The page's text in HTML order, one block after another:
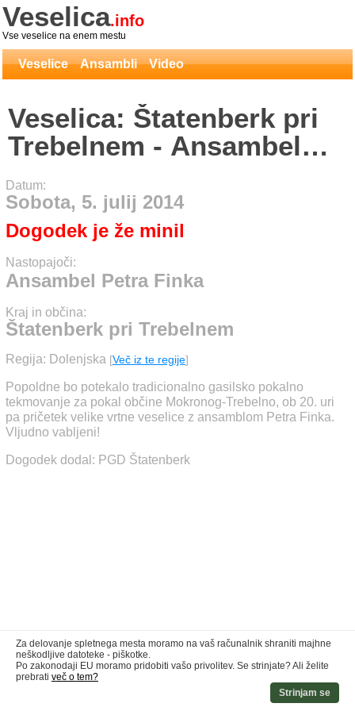
Veselica.info
Vse veselice na enem mestu
Veselice Ansambli Video
Veselica: Štatenberk pri
Trebelnem - Ansambel
Petra Finka
Datum:
Sobota, 5. julij 2014
Dogodek je že minil
Nastopajoči:
Ansambel Petra Finka
Kraj in občina:
Štatenberk pri Trebelnem
Regija: Dolenjska [Več iz te regije]
Popoldne bo potekalo tradicionalno gasilsko pokalno
tekmovanje za pokal občine Mokronog-Trebelno, ob 20. uri
pa pričetek velike vrtne veselice z ansamblom Petra Finka.
Vljudno vabljeni!
Dogodek dodal: PGD Štatenberk
Za delovanje spletnega mesta moramo na vaš računalnik shraniti majhne
neškodljive datoteke - piškotke.
Po zakonodaji EU moramo pridobiti vašo privolitev. Se strinjate? Ali želite
prebrati več o tem?
Strinjam se